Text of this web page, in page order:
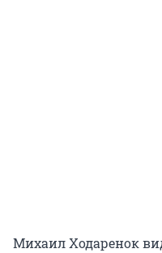
Михаил Ходаренок